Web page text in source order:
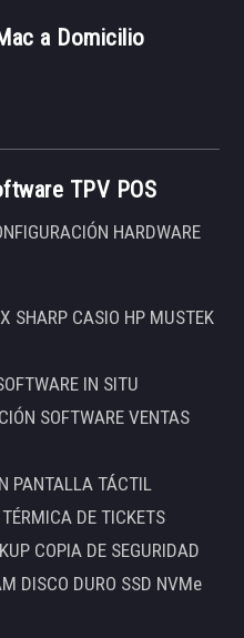
a Domicilio
TPV POS
HARDWARE
SHARP CASIO HP MUSTEK
IN SITU
SOFTWARE VENTAS
PANTALLA TÁCTIL
DE TICKETS
COPIA DE SEGURIDAD
DISCO DURO SSD NVMe